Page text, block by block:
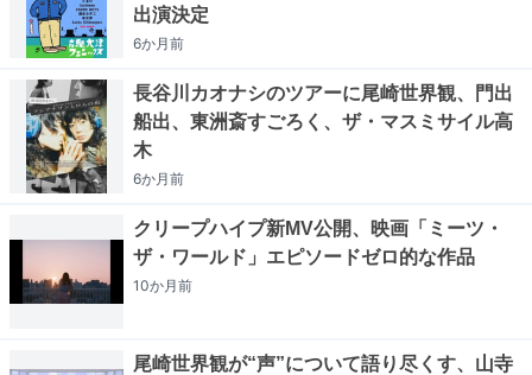
出演決定
6か月前
長谷川カオナシのツアーに尾崎世界観、門出
船出、東洲斎すごろく、ザ・マスミサイル高
木
6か月前
クリープハイプ新MV公開、映画「ミーツ・
ザ・ワールド」エピソードゼロ的な作品
10か月前
尾崎世界観が“声”について語り尽くす、山寺